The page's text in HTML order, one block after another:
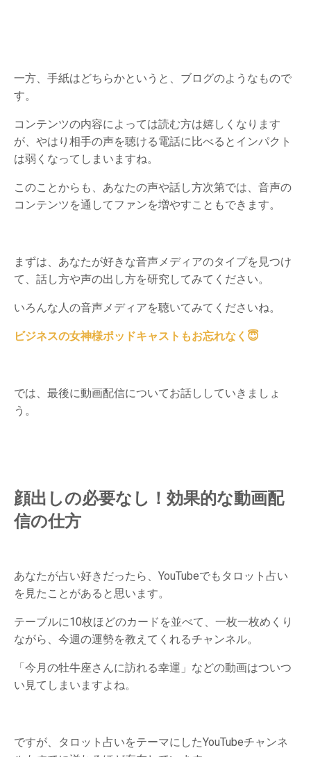
一方、手紙はどちらかというと、ブログのようなもので
す。
コンテンツの内容によっては読む方は嬉しくなります
が、やはり相手の声を聴ける電話に比べるとインパクト
は弱くなってしまいますね。
このことからも、あなたの声や話し方次第では、音声の
コンテンツを通してファンを増やすこともできます。
まずは、あなたが好きな音声メディアのタイプを見つけ
て、話し方や声の出し方を研究してみてください。
いろんな人の音声メディアを聴いてみてくださいね。
ビジネスの女神様ポッドキャストもお忘れなく😇
では、最後に動画配信についてお話ししていきましょ
う。
顔出しの必要なし！効果的な動画配
信の仕方
あなたが占い好きだったら、YouTubeでもタロット占い
を見たことがあると思います。
テーブルに10枚ほどのカードを並べて、一枚一枚めくり
ながら、今週の運勢を教えてくれるチャンネル。
「今月の牡牛座さんに訪れる幸運」などの動画はついつ
い見てしまいますよね。
ですが、タロット占いをテーマにしたYouTubeチャンネ